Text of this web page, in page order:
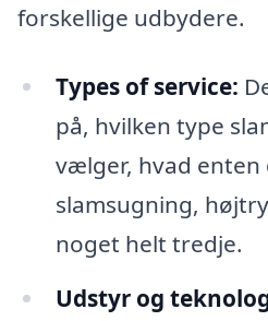
forskellige udbydere.
Types of service:
på, hvilken type
vælger, hvad enten
slamsugning,
noget helt tredje.
Udstyr og